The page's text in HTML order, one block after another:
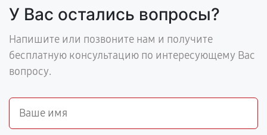
У Вас остались вопросы?
Напишите или позвоните нам и получите
бесплатную консультацию по интересующему Вас
вопросу.